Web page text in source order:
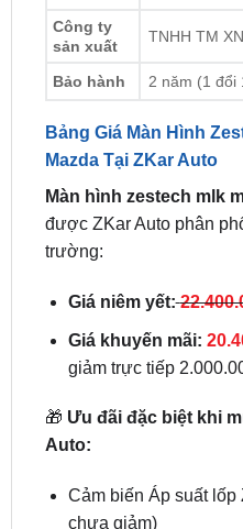
Bảo hành
Bảng Giá Màn Hình
Màn hình zestech mlk
được ZKar Auto phân
trường:
Giá niêm yết:
giảm trực tiếp
Ưu đãi đặc biệt khi
Cảm biến Áp suất lốp
Sim 4G Viettel tốc độ